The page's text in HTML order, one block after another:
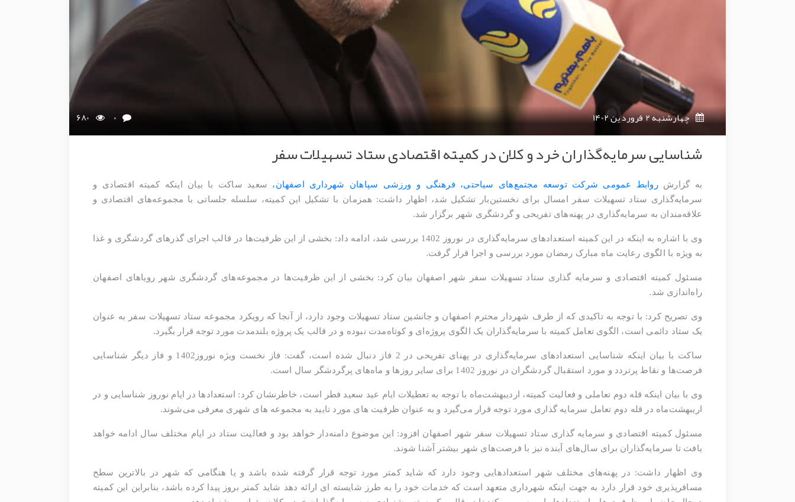
چهارشنبه 2 فروردین 1402 680 0
شناسایی سرمایه‌گذاران خرد و کلان در کمیته اقتصادی ستاد تسهیلات سفر
به گزارشروابط عمومی شرکت توسعه مجتمع‌های سیاحتی، فرهنگی و ورزشی سپاهان شهرداری اصفهان،
سعید ساکت با بیان اینکه کمیته اقتصادی و
سرمایه‌گذاری ستاد تسهیلات سفر امسال برای نخستین‌بار تشکیل شد، اظهار داشت: همزمان با تشکیل این کمیته، سلسله جلساتی با مجموعه‌های اقتصادی و
علاقه‌مندان به سرمایه‌گذاری در پهنه‌های تفریحی و گردشگری شهر برگزار شد .
وی با اشاره به اینکه در این کمیته استعدادهای سرمایه‌گذاری در نوروز 1402 بررسی شد، ادامه داد: بخشی از این ظرفیت‌ها در قالب اجرای گذرهای گردشگری و غذا
به ویژه با الگوی رعایت ماه مبارک رمضان مورد بررسی و اجرا قرار گرفت.
مسئول کمیته اقتصادی و سرمایه گذاری ستاد تسهیلات سفر شهر اصفهان بیان کرد: بخشی از این ظرفیت‌ها در مجموعه‌های گردشگری شهر رویاهای اصفهان
راه‌اندازی شد .
وی تصریح کرد: با توجه به تاکیدی که از طرف شهردار محترم اصفهان و جانشین ستاد تسهیلات وجود دارد، از آنجا که رویکرد مجموعه ستاد تسهیلات سفر به عنوان
یک ستاد دائمی است، الگوی تعامل کمیته با سرمایه‌گذاران یک الگوی پروژه‌ای و کوتاه‌مدت نبوده و در قالب یک پروژه بلندمدت مورد توجه قرار بگیرد .
ساکت با بیان اینکه شناسایی استعدادهای سرمایه‌گذاری در پهنای تفریحی در 2 فاز دنبال شده است، گفت: فاز نخست ویژه نوروز1402 و فاز دیگر شناسایی
فرصت‌ها و نقاط پرتردد و مورد استقبال گردشگران در نوروز 1402 برای سایر روزها و ماه‌های پرگردشگر سال است
.
وی با بیان اینکه قله دوم تعاملی و فعالیت کمیته، اردیبهشت‌ماه با توجه به تعطیلات ایام عید سعید فطر است، خاطرنشان کرد: استعدادها در ایام نوروز شناسایی و در
اریبهشت‌ماه در قله دوم تعامل سرمایه گذاری مورد توجه قرار می‌گیرد و به عنوان ظرفیت های مورد تایید به مجموعه های شهری معرفی می‌شوند .
مسئول کمیته اقتصادی و سرمایه گذاری ستاد تسهیلات سفر شهر اصفهان افزود: این موضوع دامنه‌دار خواهد بود و فعالیت ستاد در ایام مختلف سال ادامه خواهد
یافت تا سرمایه‌گذاران برای سال‌های آینده نیز با فرصت‌های شهر بیشتر آشنا شوند .
وی اظهار داشت: در پهنه‌های مختلف شهر استعدادهایی وجود دارد که شاید کمتر مورد توجه قرار گرفته شده باشد و یا هنگامی که شهر در بالاترین سطح
مسافرپذیری خود قرار دارد به جهت اینکه شهرداری متعهد است که خدمات خود را به طرز شایسته ای ارائه دهد شاید کمتر بروز پیدا کرده باشد، بنابراین این کمیته